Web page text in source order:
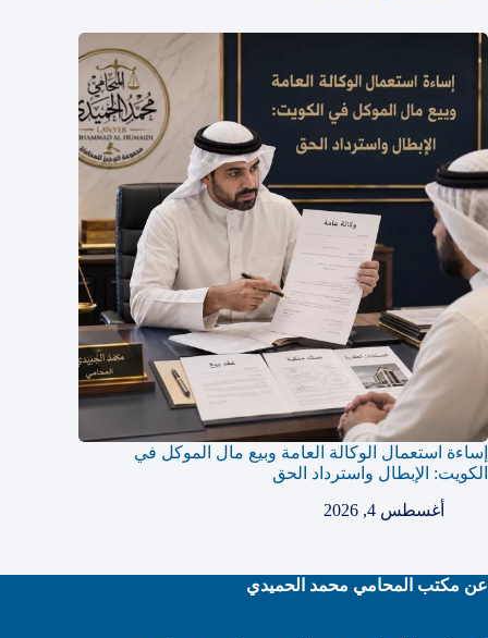
إساءة استعمال الوكالة العامة وبيع مال الموكل في
الكويت: الإبطال واسترداد الحق
أغسطس 4, 2026
عن مكتب المحامي محمد الحميدي